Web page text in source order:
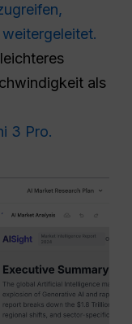
als
3 Pro.